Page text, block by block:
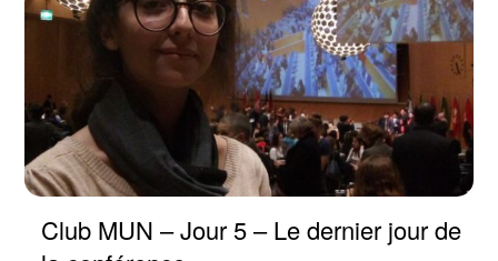
Club MUN – Jour 5 – Le dernier jour de